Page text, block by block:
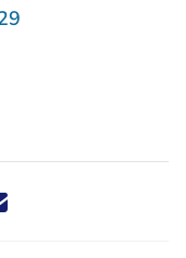
via X -
dit nieuwsbericht via
dit nieuwsbericht
Deel dit